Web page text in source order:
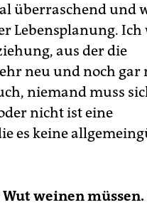
überraschend und
Lebensplanung. Ich
aus der die
neu und noch gar
niemand muss
nicht ist eine
es keine
weinen müssen.